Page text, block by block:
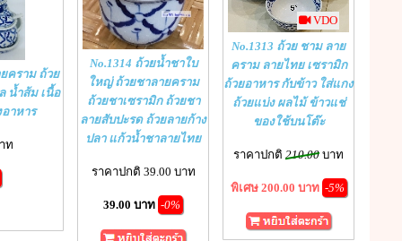
คราม ถ้วย
น้ำส้ม เนื้อ
าหาร
ท
No.1314 ถ้วยน้ำชาใบ
ใหญ่ ถ้วยชาลายคราม
ถ้วยชาเซรามิก ถ้วยชา
ลายสับปะรด ถ้วยลายก้าง
ปลา แก้วน้ำชาลายไทย
ราคาปกติ 39.00 บาท
39.00 บาท -0%
VDO
No.1313 ถ้วย ชาม ลาย
คราม ลายไทย เซรามิก
ถ้วยอาหาร กับข้าว ใส่แกง
ถ้วยแบ่ง ผลไม้ ข้าวแช่
ของใช้บนโต๊ะ
ราคาปกติ 210.00 บาท
พิเศษ 200.00 บาท -5%